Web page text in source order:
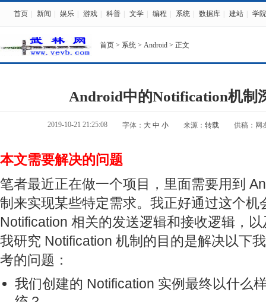
首页 新闻 娱乐 游戏 科普 文学 编程 系统 数据库 建站 学院
首页 > 系统 > Android > 正文
Android中的Notification机制
2019-10-21 21:25:08 字体： 大 中 小 来源： 转载 供稿：网
本文需要解决的问题
笔者最近正在做一个项目，里面需要用到
制来实现某些特定需求。我正好通过这个机
Notification 相关的发送逻辑和接收逻辑，
我研究 Notification 机制的目的是解决以下
考的问题：
我们创建的 Notification 实例最终以什么